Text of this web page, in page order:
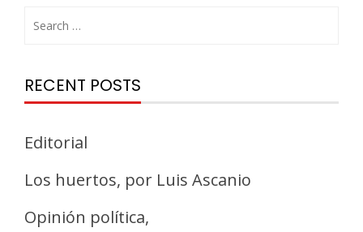
RECENT POSTS
Editorial
Los huertos, por Luis Ascanio
Opinión política,